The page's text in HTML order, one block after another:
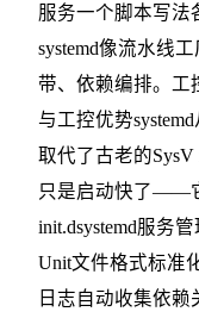
服务一个脚本写法
systemd像流水线
带、依赖编排。工
与工控优势
取代了古老的SysV
只是启动快了——
init.dsystemd服务
Unit文件格式标准
日志自动收集依赖